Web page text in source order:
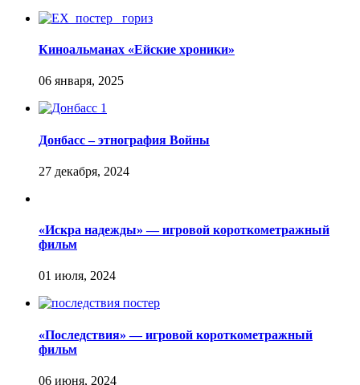
Киноальманах «Ейские хроники»
Донбасс – этнография Войны
«Искра надежды» — игровой короткометражный
фильм
«Последствия» — игровой короткометражный
фильм